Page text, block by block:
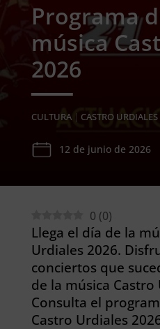
Programa
música
2026
CULTURA| CASTRO URDIALES
12 de junio de 2026
0 (0)
Llega el día de la
Urdiales 2026.
conciertos que
de la música Castro
Consulta el
Castro Urdiales